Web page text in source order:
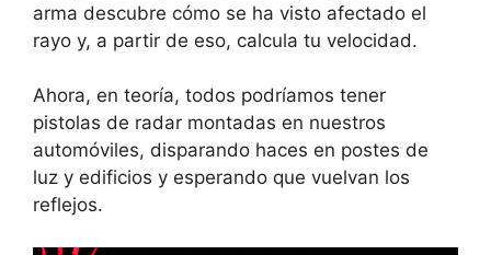
arma descubre cómo se ha visto afectado el
rayo y, a partir de eso, calcula tu velocidad.
Ahora, en teoría, todos podríamos tener
pistolas de radar montadas en nuestros
automóviles, disparando haces en postes de
luz y edificios y esperando que vuelvan los
reflejos.